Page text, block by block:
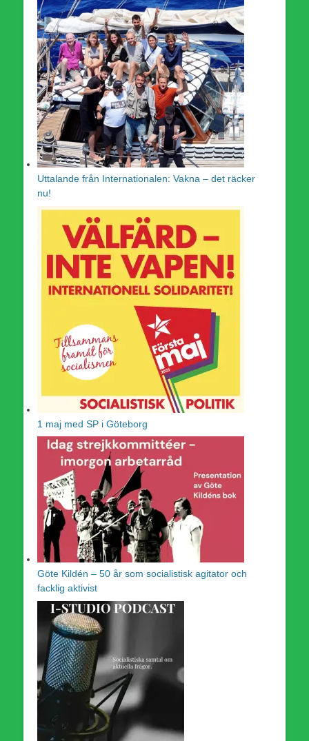
Uttalande från Internationalen: Vakna – det räcker
nu!
1 maj med SP i Göteborg
Göte Kildén – 50 år som socialistisk agitator och
facklig aktivist